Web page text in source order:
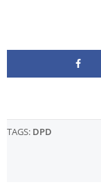
TAGS: DPD